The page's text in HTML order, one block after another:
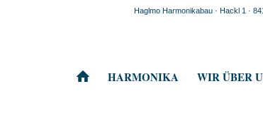
Haglmo Harmonikabau · Hackl 1 ·
HARMONIKA WIR ÜBER